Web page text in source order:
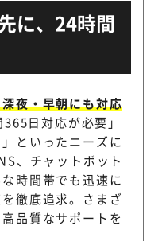
に、24時間
夜・早朝にも対応
日対応が必要」
といったニーズに
、チャットボット
時間帯でも迅速に
徹底追求。さまざ
品質なサポートを